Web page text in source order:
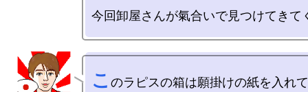
こ のラピスの箱は願掛けの紙を入れ